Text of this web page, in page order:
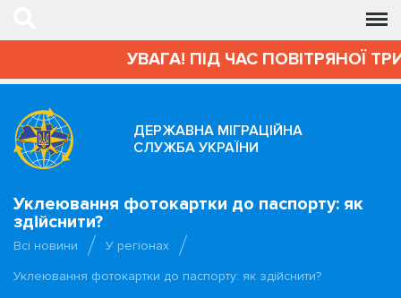
УВАГА! ПІД ЧАС ПОВІТРЯНОЇ
ДЕРЖАВНА МІГРАЦІЙНА
СЛУЖБА УКРАЇНИ
Уклеювання фотокартки до паспорту: як
здійснити?
Всі новини
У регіонах
Уклеювання фотокартки до паспорту: як здійснити?